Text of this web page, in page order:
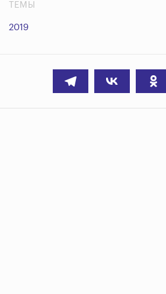
ТЕМЫ
2019